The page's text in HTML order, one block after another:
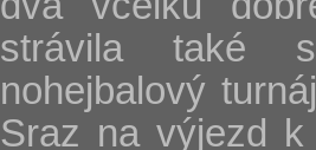
strávila také
nohejbalový
Sraz na výjezd